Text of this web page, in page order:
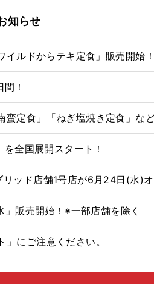
知らせ
イルドからテキ定食」販売開始
！
蛮定食」「ねぎ塩焼き定食」
全国展開スタート！
リッド店舗1号店が6月24日(水)
」販売開始！※一部店舗を除く
」にご注意ください。